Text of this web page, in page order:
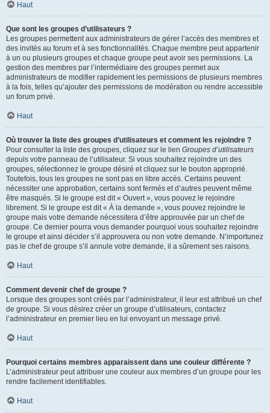
Haut
Que sont les groupes d’utilisateurs ?
Les groupes permettent aux administrateurs de gérer l’accès des membres et
des invités au forum et à ses fonctionnalités. Chaque membre peut appartenir
à un ou plusieurs groupes et chaque groupe peut avoir ses permissions. La
gestion des membres par l’intermédiaire des groupes permet aux
administrateurs de modifier rapidement les permissions de plusieurs membres
à la fois, telles qu’ajouter des permissions de modération ou rendre accessible
un forum privé.
Haut
Où trouver la liste des groupes d’utilisateurs et comment les rejoindre ?
Pour consulter la liste des groupes, cliquez sur le lien Groupes d’utilisateurs
depuis votre panneau de l’utilisateur. Si vous souhaitez rejoindre un des
groupes, sélectionnez le groupe désiré et cliquez sur le bouton approprié.
Toutefois, tous les groupes ne sont pas en libre accès. Certains peuvent
nécessiter une approbation, certains sont fermés et d’autres peuvent même
être masqués. Si le groupe est dit « Ouvert », vous pouvez le rejoindre
librement. Si le groupe est dit « À la demande », vous pouvez rejoindre le
groupe mais votre demande nécessitera d’être approuvée par un chef de
groupe. Ce dernier pourra vous demander pourquoi vous souhaitez rejoindre
le groupe et ainsi décider s’il approuvera ou non votre demande. N’importunez
pas le chef de groupe s’il annule votre demande, il a sûrement ses raisons.
Haut
Comment devenir chef de groupe ?
Lorsque des groupes sont créés par l’administrateur, il leur est attribué un chef
de groupe. Si vous désirez créer un groupe d’utilisateurs, contactez
l’administrateur en premier lieu en lui envoyant un message privé.
Haut
Pourquoi certains membres apparaissent dans une couleur différente ?
L’administrateur peut attribuer une couleur aux membres d’un groupe pour les
rendre facilement identifiables.
Haut